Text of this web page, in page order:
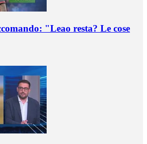
"Leao resta? Le cose